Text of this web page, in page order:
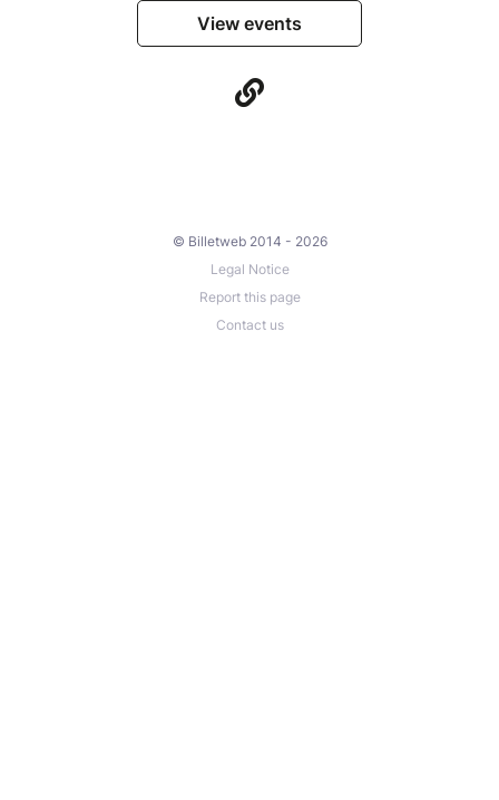
View events
© Billetweb 2014 - 2026
Legal Notice
Report this page
Contact us